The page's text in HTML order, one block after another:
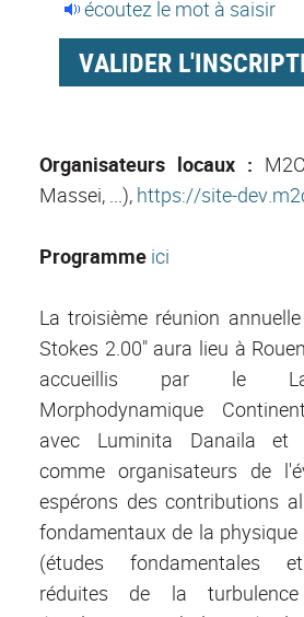
écoutez le mot à saisir
Organisateurs locaux :
Massei, ...), https://site-
Programme ici
La troisième réunion
Stokes 2.00" aura lieu à
accueillis par le
Morphodynamique
avec Luminita Danaila et
comme organisateurs de
espérons des contributions
fondamentaux de la physique
(études fondamentales
réduites de la